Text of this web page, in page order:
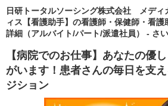
日研トータルソーシング株式会社 メディ
ィス【看護助手】の看護師・保健師・看
詳細（アルバイト/パート/派遣社員） - さ
【病院でのお仕事】あなたの優
がいます！患者さんの毎日を支
ジション